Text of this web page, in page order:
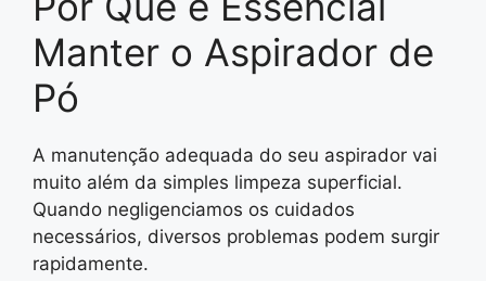
Manter o Aspirador de
Pó
A manutenção adequada do seu aspirador vai
muito além da simples limpeza superficial.
Quando negligenciamos os cuidados
necessários, diversos problemas podem surgir
rapidamente.